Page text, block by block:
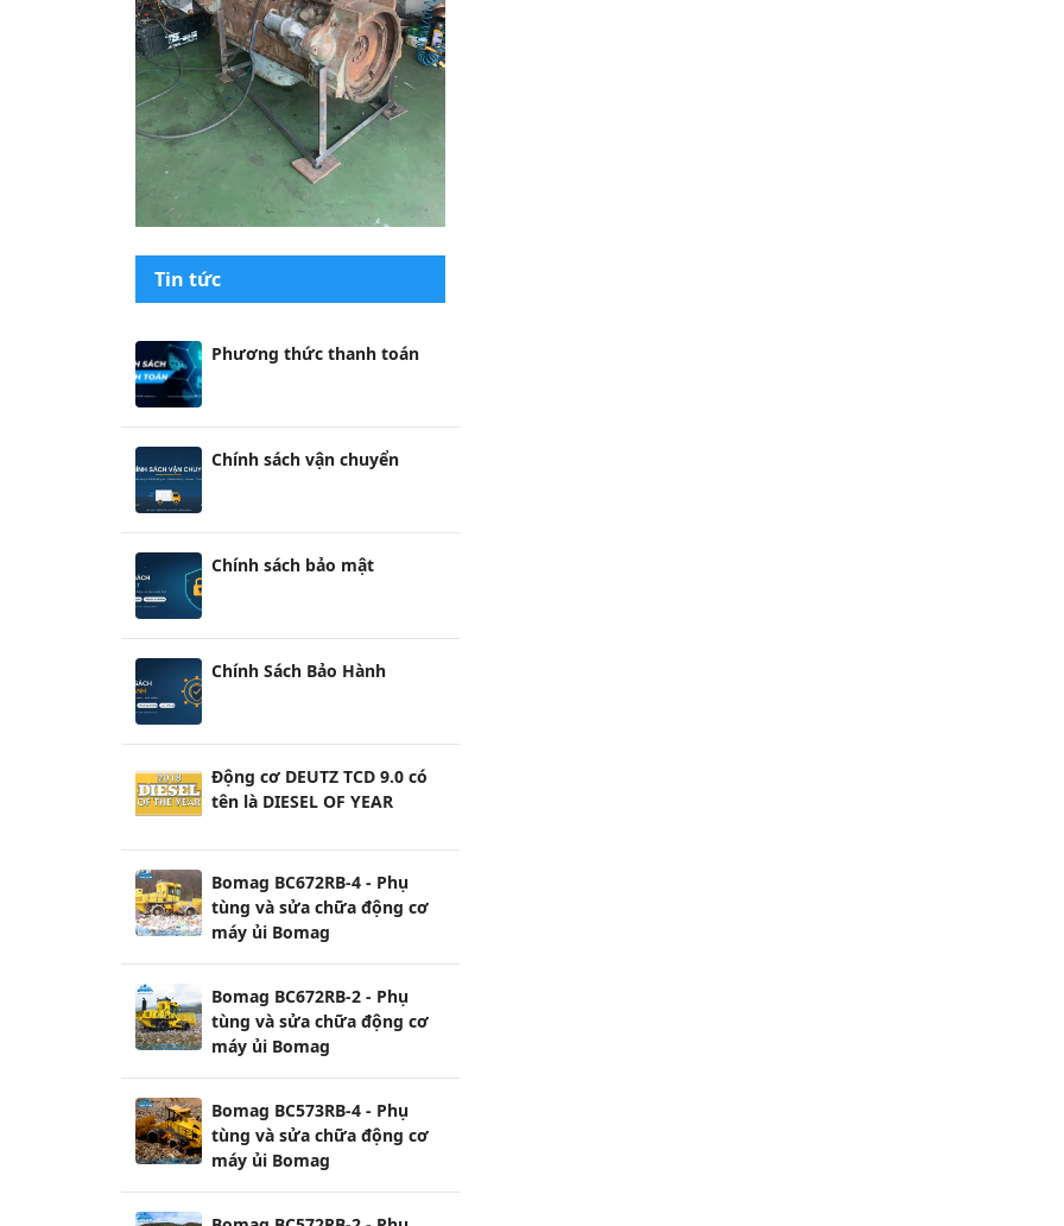
Tin tức
Phương thức thanh toán
Chính sách vận chuyển
Chính sách bảo mật
Chính Sách Bảo Hành
Động cơ DEUTZ TCD 9.0 có
tên là DIESEL OF YEAR
Bomag BC672RB-4 - Phụ
tùng và sửa chữa động cơ
máy ủi Bomag
Bomag BC672RB-2 - Phụ
tùng và sửa chữa động cơ
máy ủi Bomag
Bomag BC573RB-4 - Phụ
tùng và sửa chữa động cơ
máy ủi Bomag